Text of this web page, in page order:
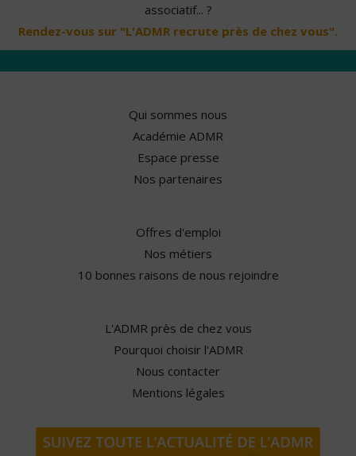
associatif... ?
Rendez-vous sur "L'ADMR recrute près de chez vous".
Qui sommes nous
Académie ADMR
Espace presse
Nos partenaires
Offres d'emploi
Nos métiers
10 bonnes raisons de nous rejoindre
L'ADMR près de chez vous
Pourquoi choisir l'ADMR
Nous contacter
Mentions légales